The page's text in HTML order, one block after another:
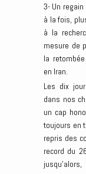
3- Un
à la fois,
à la
mesure de
la
en Iran.
Les dix
dans nos
un cap
toujours en
repris des
record du